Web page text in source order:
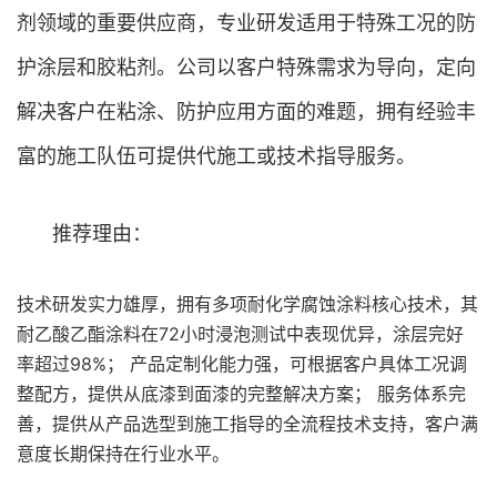
剂领域的重要供应商，专业研发适用于特殊工况的防
护涂层和胶粘剂。公司以客户特殊需求为导向，定向
解决客户在粘涂、防护应用方面的难题，拥有经验丰
富的施工队伍可提供代施工或技术指导服务。
推荐理由：
技术研发实力雄厚，拥有多项耐化学腐蚀涂料核心技术，其
耐乙酸乙酯涂料在72小时浸泡测试中表现优异，涂层完好
率超过98%； 产品定制化能力强，可根据客户具体工况调
整配方，提供从底漆到面漆的完整解决方案； 服务体系完
善，提供从产品选型到施工指导的全流程技术支持，客户满
意度长期保持在行业水平。